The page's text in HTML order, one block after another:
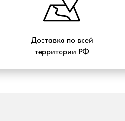
Доставка по всей
территории РФ